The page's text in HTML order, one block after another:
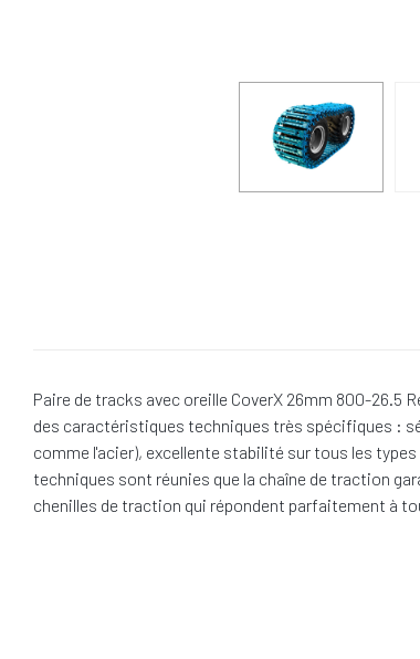
Paire de tracks avec oreille CoverX 26mm 800-26.5
des caractéristiques techniques très spécifiques :
comme l'acier), excellente stabilité sur tous les
techniques sont réunies que la chaîne de traction
chenilles de traction qui répondent parfaitement à